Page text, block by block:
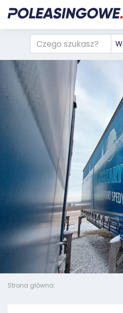
Strona główna: